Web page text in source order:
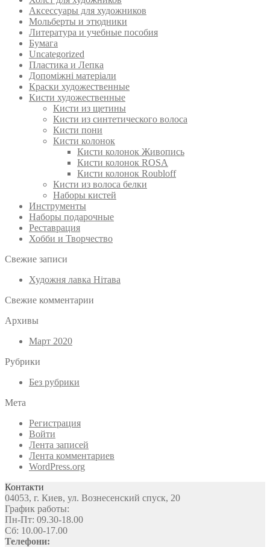
Аксессуары для художников
Мольберты и этюдники
Литература и учебные пособия
Бумага
Uncategorized
Пластика и Лепка
Допоміжні матеріали
Краски художественные
Кисти художественные
Кисти из щетины
Кисти из синтетического волоса
Кисти пони
Кисти колонок
Кисти колонок Живопись
Кисти колонок ROSA
Кисти колонок Roubloff
Кисти из волоса белки
Наборы кистей
Инструменты
Наборы подарочные
Реставрация
Хобби и Творчество
Свежие записи
Художня лавка Нітава
Свежие комментарии
Архивы
Март 2020
Рубрики
Без рубрики
Мета
Регистрация
Войти
Лента записей
Лента комментариев
WordPress.org
Контакти
04053, г. Киев, ул. Вознесенский спуск, 20
График работы:
Пн-Пт: 09.30-18.00
Сб: 10.00-17.00
Телефони: